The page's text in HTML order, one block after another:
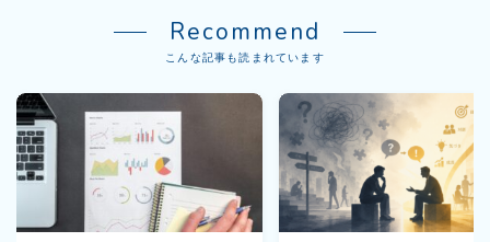
Recommend
こんな記事も読まれています